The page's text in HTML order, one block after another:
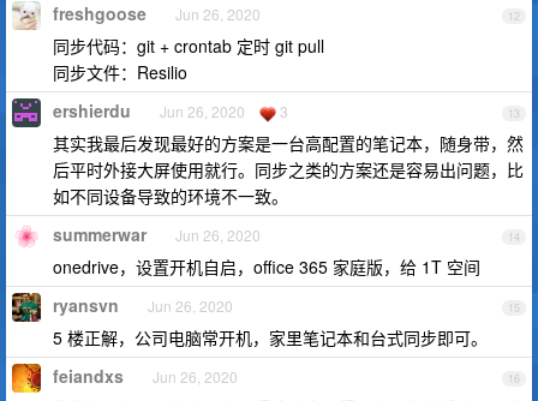
12
freshgoose Jun 26, 2020
同步代码：git + crontab 定时 git pull
同步文件：Resilio
13
ershierdu Jun 26, 2020 3
其实我最后发现最好的方案是一台高配置的笔记本，随身带，然
后平时外接大屏使用就行。同步之类的方案还是容易出问题，比
如不同设备导致的环境不一致。
14
summerwar Jun 26, 2020
onedrive，设置开机自启，office 365 家庭版，给 1T 空间
15
ryansvn Jun 26, 2020
5 楼正解，公司电脑常开机，家里笔记本和台式同步即可。
16
feiandxs Jun 26, 2020